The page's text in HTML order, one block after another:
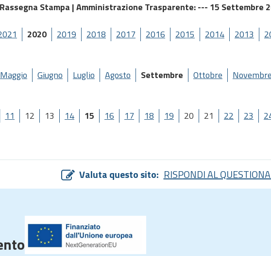
Stampa |Amministrazione Trasparente: --- 15 Settembre
2020 2019 2018 2017 2016 2015 2014 2013
Maggio Giugno Luglio Agosto Settembre Ottobre
Novembre
11 12 13 14 15 16 17 18 19 20 21 22 23
Valuta questo sito: RISPONDI AL